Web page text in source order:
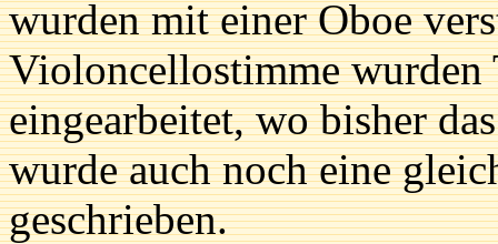
wurden mit einer Oboe
Violoncellostimme wurden
eingearbeitet, wo bisher
wurde auch noch eine
geschrieben.